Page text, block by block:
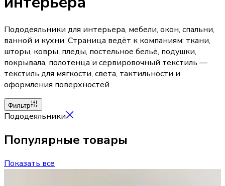
Пододеяльники для интерьера, мебели, окон, спальни,
ванной и кухни. Страница ведёт к компаниям: ткани,
шторы, ковры, пледы, постельное бельё, подушки,
покрывала, полотенца и сервировочный текстиль —
текстиль для мягкости, света, тактильности и
оформления поверхностей.
Фильтр
Пододеяльники
Популярные товары
Показать все